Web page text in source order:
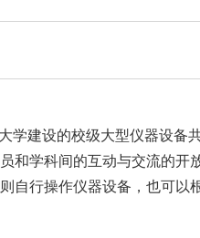
学建设的校级大型仪器设备
和学科间的互动与交流的开
自行操作仪器设备，也可以